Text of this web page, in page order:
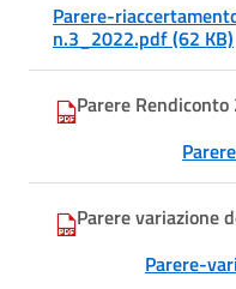
Parere-
n.3_2022.pdf (62 KB)
Parere Rendiconto
Parere variazione
Parere-